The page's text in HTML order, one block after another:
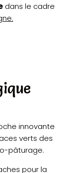
dans le cadre
innovante
verts des
pâturage.
pour la